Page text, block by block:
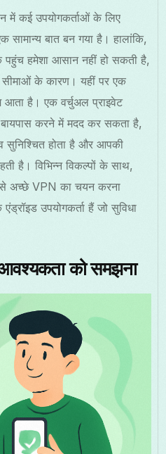
में कई उपयोगकर्ताओं के लिए
सामान्य बात बन गया है। हालांकि,
हमेशा आसान नहीं हो सकती है,
सीमाओं के कारण। यहीं पर एक
आता है। एक वर्चुअल प्राइवेट
करने में मदद कर सकता है,
सुनिश्चित होता है और आपकी
है। विभिन्न विकल्पों के साथ,
अच्छे VPN का चयन करना
उपयोगकर्ता हैं जो सुविधा
को समझना